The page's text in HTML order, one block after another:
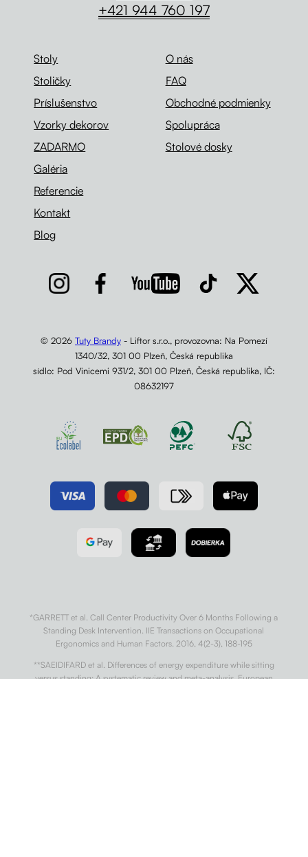
Stoly
Stoličky
Príslušenstvo
Vzorky dekorov
ZADARMO
Galéria
Referencie
Kontakt
Blog
O nás
FAQ
Obchodné podmienky
Spolupráca
Stolové dosky
+421 944 760 197
© 2026 Tuty Brandy- Liftor s.r.o., provozovna: Na Pomezí
1340/32, 301 00 Plzeň, Česká republika
sídlo: Pod Vinicemi 931/2, 301 00 Plzeň, Česká republika, IČ:
08632197
*GARRETT et al. Call Center Productivity Over 6 Months Following a
Standing Desk Intervention. IIE Transactions on Occupational
Ergonomics and Human Factors. 2016, 4(2-3), 188-195
**SAEIDIFARD et al. Differences of energy expenditure while sitting
versus standing: A systematic review and meta-analysis. European